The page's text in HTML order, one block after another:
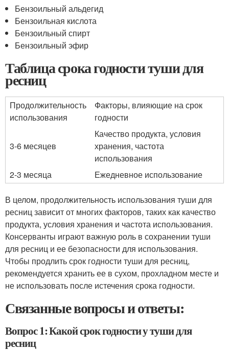
Бензоильный альдегид
Бензоильная кислота
Бензоильный спирт
Бензоильный эфир
Таблица срока годности туши для
ресниц
Продолжительность
использования
Факторы, влияющие на срок
годности
3-6 месяцев
Качество продукта, условия
хранения, частота
использования
2-3 месяца
Ежедневное использование
В целом, продолжительность использования туши для
ресниц зависит от многих факторов, таких как качество
продукта, условия хранения и частота использования.
Консерванты играют важную роль в сохранении туши
для ресниц и ее безопасности для использования.
Чтобы продлить срок годности туши для ресниц,
рекомендуется хранить ее в сухом, прохладном месте и
не использовать после истечения срока годности.
Связанные вопросы и ответы:
Вопрос 1: Какой срок годности у туши для
ресниц